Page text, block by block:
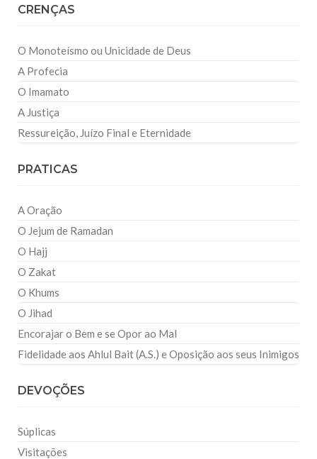
CRENÇAS
O Monoteísmo ou Unicidade de Deus
A Profecia
O Imamato
A Justiça
Ressureição, Juízo Final e Eternidade
PRATICAS
A Oração
O Jejum de Ramadan
O Hajj
O Zakat
O Khums
O Jihad
Encorajar o Bem e se Opor ao Mal
Fidelidade aos Ahlul Bait (A.S.) e Oposição aos seus Inimigos
DEVOÇÕES
Súplicas
Visitações